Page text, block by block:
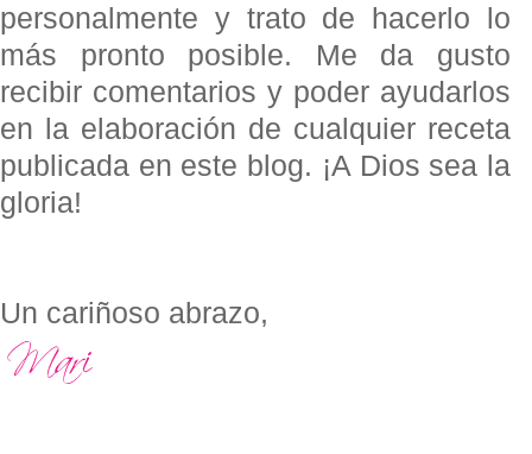
personalmente y trato de hacerlo lo
más pronto posible. Me da gusto
recibir comentarios y poder ayudarlos
en la elaboración de cualquier receta
publicada en este blog. ¡A Dios sea la
gloria!
Un cariñoso abrazo,